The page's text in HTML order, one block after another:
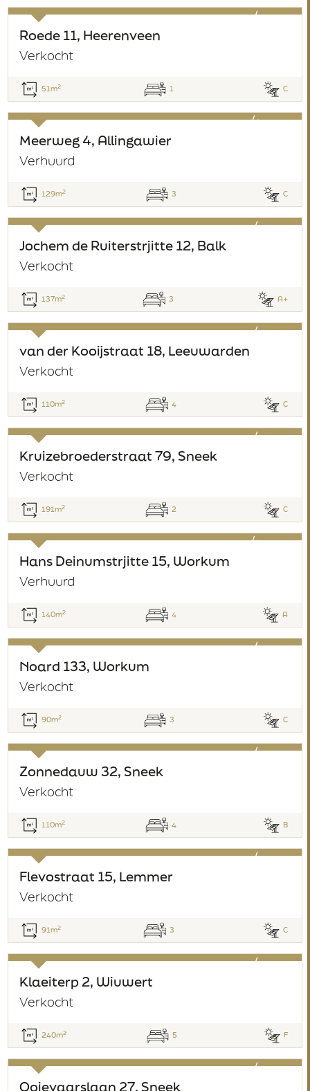
verkocht
Roede 11, Heerenveen
Verkocht
51m2 1 C
verhuurd
Meerweg 4, Allingawier
Verhuurd
129m2 3 C
verkocht
Jochem de Ruiterstrjitte 12, Balk
Verkocht
137m2 3 A+
verkocht
van der Kooijstraat 18, Leeuwarden
Verkocht
110m2 4 C
verkocht
Kruizebroederstraat 79, Sneek
Verkocht
191m2 2 C
verhuurd
Hans Deinumstrjitte 15, Workum
Verhuurd
140m2 4 A
verkocht
Noard 133, Workum
Verkocht
90m2 3 C
verkocht
Zonnedauw 32, Sneek
Verkocht
110m2 4 B
verkocht
Flevostraat 15, Lemmer
Verkocht
91m2 3 C
verkocht
Klaeiterp 2, Wiuwert
Verkocht
240m2 5 F
Ooievaarslaan 27, Sneek